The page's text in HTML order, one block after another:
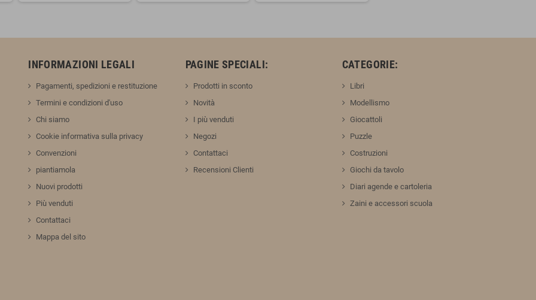
INFORMAZIONI LEGALI
Pagamenti, spedizioni e restituzione
Termini e condizioni d'uso
Chi siamo
Cookie informativa sulla privacy
Convenzioni
piantiamola
Nuovi prodotti
Più venduti
Contattaci
Mappa del sito
PAGINE SPECIALI:
Prodotti in sconto
Novità
I più venduti
Negozi
Contattaci
Recensioni Clienti
CATEGORIE:
Libri
Modellismo
Giocattoli
Puzzle
Costruzioni
Giochi da tavolo
Diari agende e cartoleria
Zaini e accessori scuola